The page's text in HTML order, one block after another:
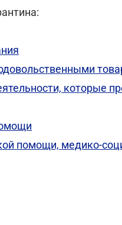
которые
помощи, медико-